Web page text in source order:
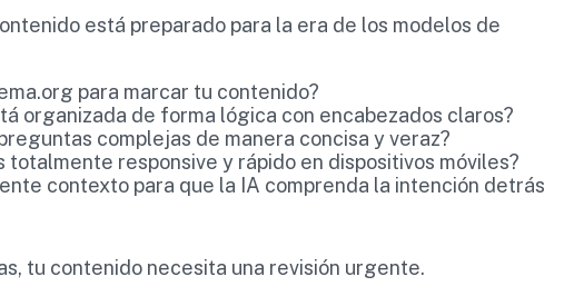
está preparado para la era de los modelos de
para marcar tu contenido?
organizada de forma lógica con encabezados claros?
complejas de manera concisa y veraz?
totalmente responsive y rápido en dispositivos móviles?
contexto para que la IA comprenda la intención detrás
tu contenido necesita una revisión urgente.